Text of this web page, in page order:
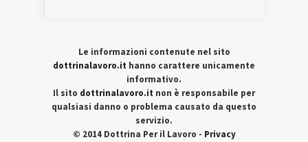
Le informazioni contenute nel sito
dottrinalavoro.it hanno carattere unicamente
informativo.
Il sito dottrinalavoro.it non è responsabile per
qualsiasi danno o problema causato da questo
servizio.
© 2014 Dottrina Per il Lavoro - Privacy